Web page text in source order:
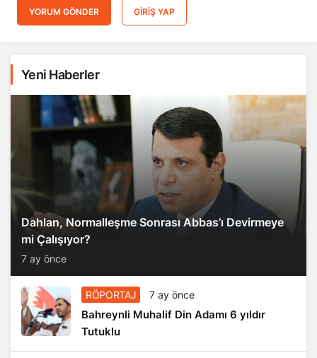
YORUM GÖNDER GIRIŞ YAP
Yeni Haberler
Dahlan, Normalleşme Sonrası Abbas’ı Devirmeye
mi Çalışıyor?
7 ay önce
RÖPORTAJ 7 ay önce
Bahreynli Muhalif Din Adamı 6 yıldır
Tutuklu